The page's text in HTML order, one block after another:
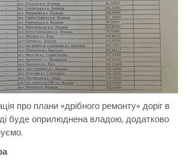
про плани «дрібного ремонту» доріг в
буде оприлюднена владою, додатково